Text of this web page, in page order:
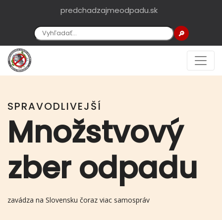
predchadzajmeodpadu.sk
🔎
SPRAVODLIVEJŠÍ
Množstvový
zber odpadu
zavádza na Slovensku čoraz viac samospráv